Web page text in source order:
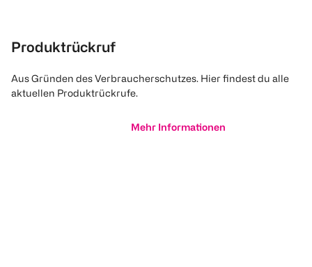
Produktrückruf
Aus Gründen des Verbraucherschutzes. Hier findest du alle
aktuellen Produktrückrufe.
Mehr Informationen